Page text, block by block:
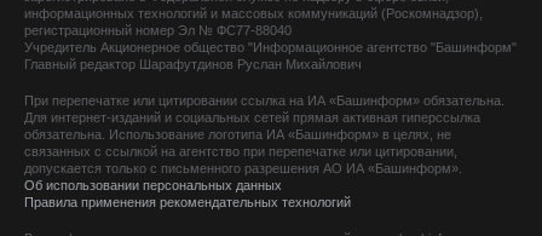
информационных технологий и массовых коммуникаций (Роскомнадзор),
регистрационный номер Эл № ФС77-88040
Учредитель Акционерное общество "Информационное агентство "Башинформ"
Главный редактор Шарафутдинов Руслан Михайлович
При перепечатке или цитировании ссылка на ИА «Башинформ» обязательна.
Для интернет-изданий и социальных сетей прямая активная гиперссылка
обязательна. Использование логотипа ИА «Башинформ» в целях, не
связанных с ссылкой на агентство при перепечатке или цитировании,
допускается только с письменного разрешения АО ИА «Башинформ».
Об использовании персональных данных
Правила применения рекомендательных технологий